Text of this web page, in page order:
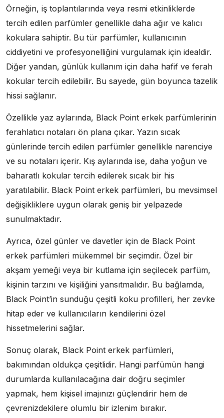
Örneğin, iş toplantılarında veya resmi etkinliklerde
tercih edilen parfümler genellikle daha ağır ve kalıcı
kokulara sahiptir. Bu tür parfümler, kullanıcının
ciddiyetini ve profesyonelliğini vurgulamak için idealdir.
Diğer yandan, günlük kullanım için daha hafif ve ferah
kokular tercih edilebilir. Bu sayede, gün boyunca tazelik
hissi sağlanır.
Özellikle yaz aylarında, Black Point erkek parfümlerinin
ferahlatıcı notaları ön plana çıkar. Yazın sıcak
günlerinde tercih edilen parfümler genellikle narenciye
ve su notaları içerir. Kış aylarında ise, daha yoğun ve
baharatlı kokular tercih edilerek sıcak bir his
yaratılabilir. Black Point erkek parfümleri, bu mevsimsel
değişikliklere uygun olarak geniş bir yelpazede
sunulmaktadır.
Ayrıca, özel günler ve davetler için de Black Point
erkek parfümleri mükemmel bir seçimdir. Özel bir
akşam yemeği veya bir kutlama için seçilecek parfüm,
kişinin tarzını ve kişiliğini yansıtmalıdır. Bu bağlamda,
Black Point’in sunduğu çeşitli koku profilleri, her zevke
hitap eder ve kullanıcıların kendilerini özel
hissetmelerini sağlar.
Sonuç olarak, Black Point erkek parfümleri,
bakımından oldukça çeşitlidir. Hangi parfümün hangi
durumlarda kullanılacağına dair doğru seçimler
yapmak, hem kişisel imajınızı güçlendirir hem de
çevrenizdekilere olumlu bir izlenim bırakır.